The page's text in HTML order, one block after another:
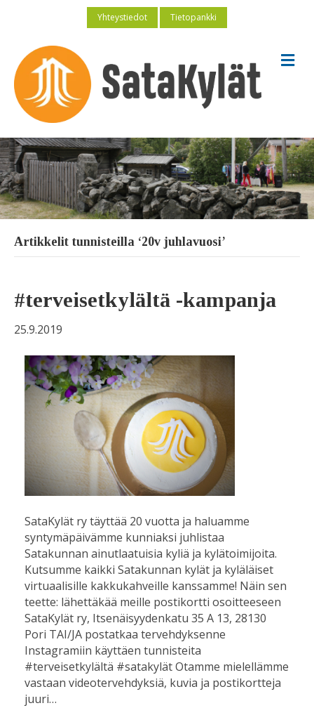
Yhteystiedot Tietopankki
V
a
o
Artikkelit tunnisteilla ‘20v juhlavuosi’
#terveisetkylältä -kampanja
25.9.2019
SataKylät ry täyttää 20 vuotta ja haluamme
syntymäpäivämme kunniaksi juhlistaa
Satakunnan ainutlaatuisia kyliä ja kylätoimijoita.
Kutsumme kaikki Satakunnan kylät ja kyläläiset
virtuaalisille kakkukahveille kanssamme! Näin sen
teette: lähettäkää meille postikortti osoitteeseen
SataKylät ry, Itsenäisyydenkatu 35 A 13, 28130
Pori TAI/JA postatkaa tervehdyksenne
Instagramiin käyttäen tunnisteita
#terveisetkylältä #satakylät Otamme mielellämme
vastaan videotervehdyksiä, kuvia ja postikortteja
juuri…